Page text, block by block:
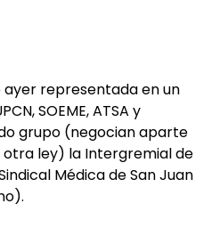
representada en un
SOEME, ATSA y
grupo (negocian aparte
ley) la Intergremial de
Médica de San Juan